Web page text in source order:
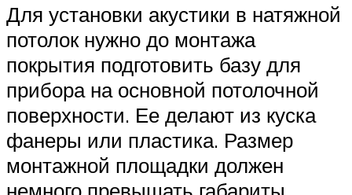
Для установки акустики в натяжной
потолок нужно до монтажа
покрытия подготовить базу для
прибора на основной потолочной
поверхности. Ее делают из куска
фанеры или пластика. Размер
монтажной площадки должен